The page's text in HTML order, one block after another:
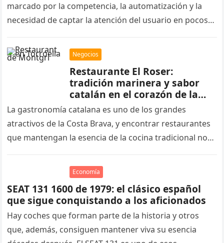
marcado por la competencia, la automatización y la
necesidad de captar la atención del usuario en pocos
Negocios
Restaurante El Roser:
tradición marinera y sabor
catalán en el corazón de la
Costa Brava, Torroella de
Montgrí
La gastronomía catalana es uno de los grandes
atractivos de la Costa Brava, y encontrar restaurantes
que mantengan la esencia de la cocina tradicional no
Economía
SEAT 131 1600 de 1979: el clásico español
que sigue conquistando a los aficionados
Hay coches que forman parte de la historia y otros
que, además, consiguen mantener viva su esencia